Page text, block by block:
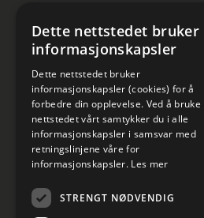
Arkitektur Bygg og
Dette nettstedet bruker
informasjonskapsler
Dette nettstedet bruker
informasjonskapsler (cookies) for å
forbedre din opplevelse. Ved å bruke
nettstedet vårt samtykker du i alle
informasjonskapsler i samsvar med
retningslinjene våre for
informasjonskapsler. Les mer
STRENGT NØDVENDIG